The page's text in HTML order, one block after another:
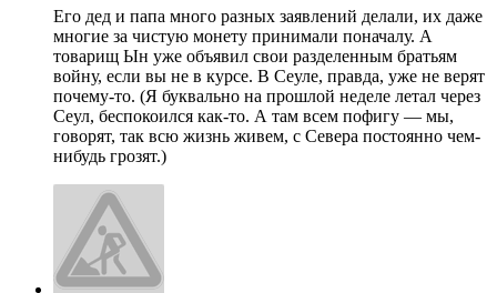
Его дед и папа много разных заявлений делали, их даже
многие за чистую монету принимали поначалу. А
товарищ Ын уже объявил свои разделенным братьям
войну, если вы не в курсе. В Сеуле, правда, уже не верят
почему-то. (Я буквально на прошлой неделе летал через
Сеул, беспокоился как-то. А там всем пофигу — мы,
говорят, так всю жизнь живем, с Севера постоянно чем-
нибудь грозят.)